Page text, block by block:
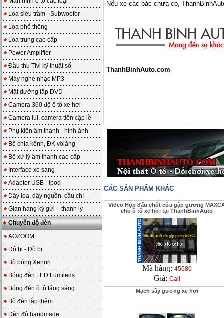
Loa siêu trầm - Subwoofer
Loa phổ thông
Loa trung cao cấp
Power Amplifier
Đầu thu Tivi kỹ thuật số
Máy nghe nhạc MP3
Mặt dưỡng lắp DVD
Camera 360 độ ô tô xe hơi
Camera lùi, camera tiến cập lề
Phụ kiện âm thanh - hình ảnh
Bộ chia kênh, ĐK vôlăng
Bộ xử lý âm thanh cao cấp
Interface xe sang
Adapter USB - Ipod
Dây loa, dây nguồn, cầu chì
Gian hàng ký gửi – thanh lý
Chuyên độ đèn
AOZOOM
Độ bi - Độ bi
Bộ bóng Xenon
Bóng đèn LED Lumileds
Bóng đèn ô tô tăng sáng
Bộ đèn lắp thêm
Đèn độ handmade
Nếu xe các bác chưa có,
ThanhBinhAuto.com
CÁC SẢN PHẨM KHÁC
Video Hộp đấu chốt cửa gập gương
cho ô tô xe hơi tại ThanhBinhAuto
Mã hàng: 45680
Giá: Call
Mạch sấy gương xe hơi